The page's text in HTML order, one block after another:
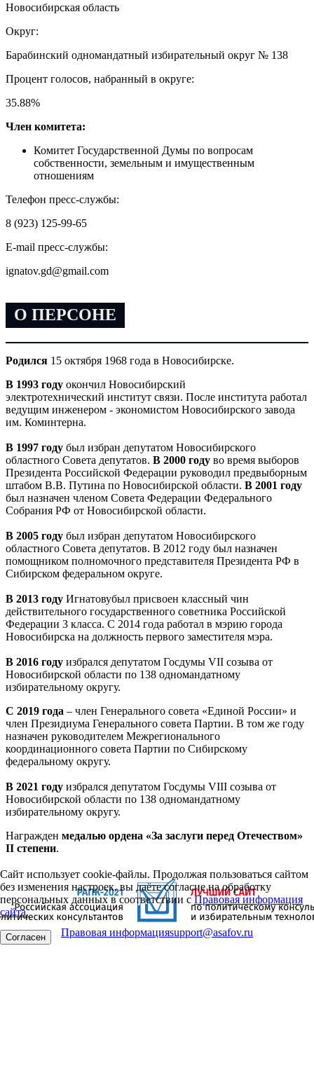
Новосибирская область
Округ:
Барабинский одномандатный избирательный округ № 138
Процент голосов, набранный в округе:
35.88%
Член комитета:
Комитет Государственной Думы по вопросам
собственности, земельным и имущественным
отношениям
Телефон пресс-службы:
8 (923) 125-99-65
E-mail пресс-службы:
ignatov.gd@gmail.com
О ПЕРСОНЕ
Родился 15 октября 1968 года в Новосибирске.
В 1993 году окончил Новосибирский
электротехнический институт связи. После института работал
ведущим инженером - экономистом Новосибирского завода
им. Коминтерна.
В 1997 году был избран депутатом Новосибирского
областного Совета депутатов. В 2000 году во время выборов
Президента Российской Федерации руководил предвыборным
штабом В.В. Путина по Новосибирской области. В 2001 году
был назначен членом Совета Федерации Федерального
Собрания РФ от Новосибирской области.
В 2005 году был избран депутатом Новосибирского
областного Совета депутатов. В 2012 году был назначен
помощником полномочного представителя Президента РФ в
Сибирском федеральном округе.
В 2013 году Игнатовубыл присвоен классный чин
действительного государственного советника Российской
Федерации 3 класса. С 2014 года работал в мэрию города
Новосибирска на должность первого заместителя мэра.
В 2016 году избрался депутатом Госдумы VII созыва от
Новосибирской области по 138 одномандатному
избирательному округу.
С 2019 года – член Генерального совета «Единой России» и
член Президиума Генерального совета Партии. В том же году
назначен руководителем Межрегионального
координационного совета Партии по Сибирскому
федеральному округу.
В 2021 году избрался депутатом Госдумы VIII созыва от
Новосибирской области по 138 одномандатному
избирательному округу.
Награжден медалью ордена «За заслуги перед Отечеством»
II степени.
Сайт использует cookie-файлы. Продолжая пользоваться сайтом
без изменения настроек, вы даёте согласие на обработку
персональных данных в соответствии сПравовая информация
сайта.
Согласен Правовая информацияsupport@asafov.ru